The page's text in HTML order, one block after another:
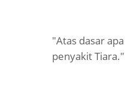
"Atas dasar
penyakit Tiara."